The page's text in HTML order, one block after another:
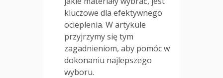
kluczowe dla efektywnego
ocieplenia. W artykule
przyjrzymy się tym
zagadnieniom, aby pomóc w
dokonaniu najlepszego
wyboru.